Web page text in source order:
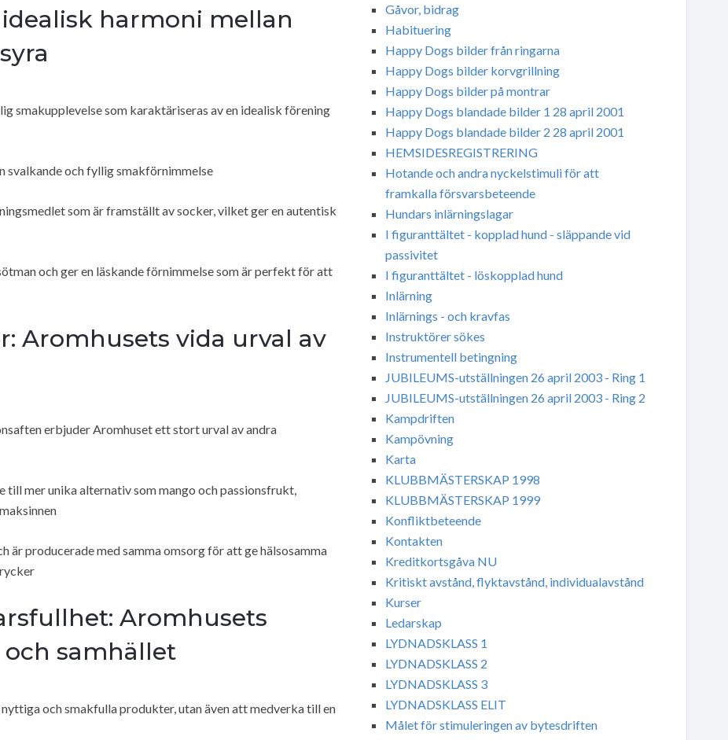
harmoni mellan
smakupplevelse som karaktäriseras av en idealisk förening
svalkande och fyllig smakförnimmelse
som är framställt av socker, vilket ger en autentisk
och ger en läskande förnimmelse som är perfekt för att
Aromhusets vida urval av
erbjuder Aromhuset ett stort urval av andra
till mer unika alternativ som mango och passionsfrukt,
är producerade med samma omsorg för att ge hälsosamma
Aromhusets
samhället
och smakfulla produkter, utan även att medverka till en
Gåvor, bidrag
Habituering
Happy Dogs bilder från ringarna
Happy Dogs bilder korvgrillning
Happy Dogs bilder på montrar
Happy Dogs blandade bilder 1 28 april 2001
Happy Dogs blandade bilder 2 28 april 2001
HEMSIDESREGISTRERING
Hotande och andra nyckelstimuli för att
framkalla försvarsbeteende
Hundars inlärningslagar
I figuranttältet - kopplad hund - släppande vid
passivitet
I figuranttältet - löskopplad hund
Inlärning
Inlärnings - och kravfas
Instruktörer sökes
Instrumentell betingning
JUBILEUMS-utställningen 26 april 2003 - Ring 1
JUBILEUMS-utställningen 26 april 2003 - Ring 2
Kampdriften
Kampövning
Karta
KLUBBMÄSTERSKAP 1998
KLUBBMÄSTERSKAP 1999
Konfliktbeteende
Kontakten
Kreditkortsgåva NU
Kritiskt avstånd, flyktavstånd, individualavstånd
Kurser
Ledarskap
LYDNADSKLASS 1
LYDNADSKLASS 2
LYDNADSKLASS 3
LYDNADSKLASS ELIT
Målet för stimuleringen av bytesdriften